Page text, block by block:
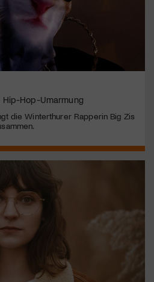
Hip-Hop-Umarmung
die Winterthurer Rapperin Big Zis